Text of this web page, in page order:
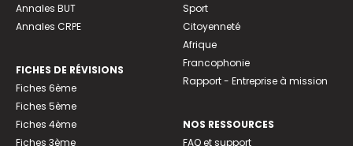
Annales BUT
Annales CRPE
FICHES DE RÉVISIONS
Fiches 6ème
Fiches 5ème
Fiches 4ème
Fiches 3ème
Sport
Citoyenneté
Afrique
Francophonie
Rapport - Entreprise à mission
NOS RESSOURCES
FAQ et support